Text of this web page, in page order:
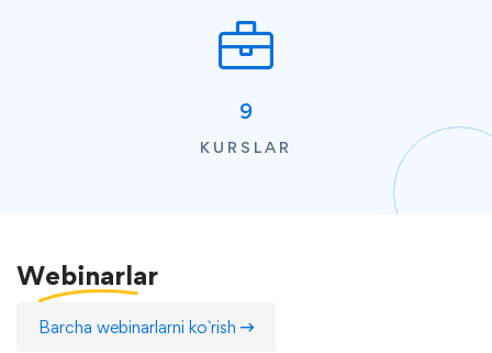
9
KURSLAR
Webinarlar
Barcha webinarlarni ko`rish